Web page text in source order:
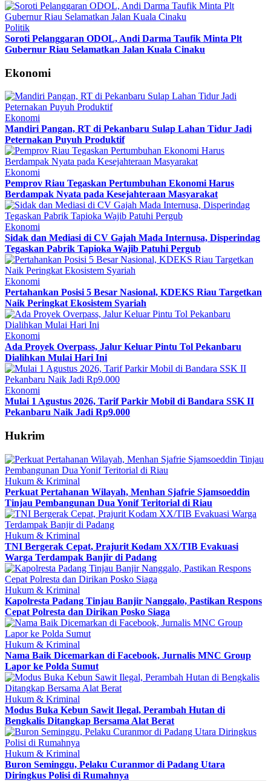
Politik
Soroti Pelanggaran ODOL, Andi Darma Taufik Minta Plt
Gubernur Riau Selamatkan Jalan Kuala Cinaku
Ekonomi
Ekonomi
Mandiri Pangan, RT di Pekanbaru Sulap Lahan Tidur Jadi
Peternakan Puyuh Produktif
Ekonomi
Pemprov Riau Tegaskan Pertumbuhan Ekonomi Harus
Berdampak Nyata pada Kesejahteraan Masyarakat
Ekonomi
Sidak dan Mediasi di CV Gajah Mada Internusa, Disperindag
Tegaskan Pabrik Tapioka Wajib Patuhi Pergub
Ekonomi
Pertahankan Posisi 5 Besar Nasional, KDEKS Riau Targetkan
Naik Peringkat Ekosistem Syariah
Ekonomi
Ada Proyek Overpass, Jalur Keluar Pintu Tol Pekanbaru
Dialihkan Mulai Hari Ini
Ekonomi
Mulai 1 Agustus 2026, Tarif Parkir Mobil di Bandara SSK II
Pekanbaru Naik Jadi Rp9.000
Hukrim
Hukum & Kriminal
Perkuat Pertahanan Wilayah, Menhan Sjafrie Sjamsoeddin
Tinjau Pembangunan Dua Yonif Teritorial di Riau
Hukum & Kriminal
TNI Bergerak Cepat, Prajurit Kodam XX/TIB Evakuasi
Warga Terdampak Banjir di Padang
Hukum & Kriminal
Kapolresta Padang Tinjau Banjir Nanggalo, Pastikan Respons
Cepat Polresta dan Dirikan Posko Siaga
Hukum & Kriminal
Nama Baik Dicemarkan di Facebook, Jurnalis MNC Group
Lapor ke Polda Sumut
Hukum & Kriminal
Modus Buka Kebun Sawit Ilegal, Perambah Hutan di
Bengkalis Ditangkap Bersama Alat Berat
Hukum & Kriminal
Buron Seminggu, Pelaku Curanmor di Padang Utara
Diringkus Polisi di Rumahnya